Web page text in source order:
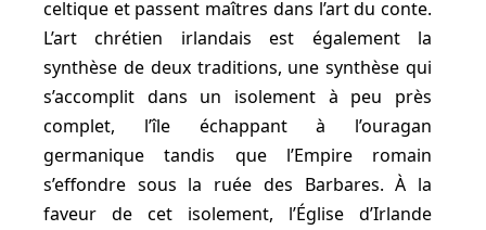
celtique et passent maîtres dans l’art du conte.
L’art chrétien irlandais est également la
synthèse de deux traditions, une synthèse qui
s’accomplit dans un isolement à peu près
complet, l’île échappant à l’ouragan
germanique tandis que l’Empire romain
s’effondre sous la ruée des Barbares. À la
faveur de cet isolement, l’Église d’Irlande